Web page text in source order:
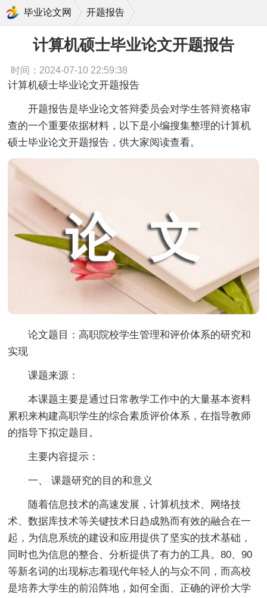
毕业论文网 开题报告
计算机硕士毕业论文开题报告
时间：2024-07-10 22:59:38
计算机硕士毕业论文开题报告
开题报告是毕业论文答辩委员会对学生答辩资格审
查的一个重要依据材料，以下是小编搜集整理的计算机
硕士毕业论文开题报告，供大家阅读查看。
论文题目 ：高职院校学生管理和评价体系的研究和
实现
课题来源：
本课题主要是通过日常教学工作中的大量基本资料
累积来构建高职学生的综合素质评价体系，在指导教师
的指导下拟定题目。
主要内容提示：
一、 课题研究的目的和意义
随着信息技术的高速发展，计算机技术、网络技
术、数据库技术等关键技术日趋成熟而有效的融合在一
起，为信息系统的建设和应用提供了坚实的技术基础，
同时也为信息的整合、分析提供了有力的工具。80、90
等新名词的出现标志着现代年轻人的与众不同，而高校
是培养大学生的前沿阵地，如何全面、正确的评价大学